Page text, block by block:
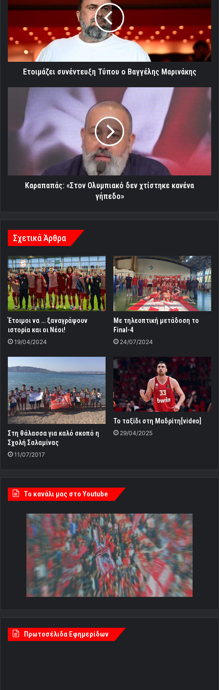
ο
Μαρινάκης
Ετοιμάζει συνέντευξη Τύπου ο Βαγγέλης Μαρινάκης
Kαραπαπάς:
Ολυμπιακό
κανένα
Kαραπαπάς: «Στον Ολυμπιακό δεν χτίστηκε κανένα
γήπεδο»
Σχετικά Άρθρα
Έτοιμοι να … ξαναγράψουν
ιστορία και οι Νέοι!
19/04/2024
Με τηλεοπτική μετάδοση το
Final-4
24/07/2024
Στη θάλασσα για καλό σκοπό η
Σχολή Σαλαμίνας
11/07/2017
Το ταξίδι στη Μαδρίτη[video]
29/04/2025
Tο κανάλι μας στο Youtube
Πρωτοσέλιδα Εφημερίδων